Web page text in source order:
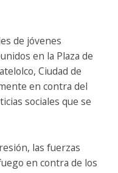
de jóvenes
en la Plaza de
Ciudad de
en contra del
sociales que se
las fuerzas
en contra de los